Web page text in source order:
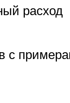
расход
с